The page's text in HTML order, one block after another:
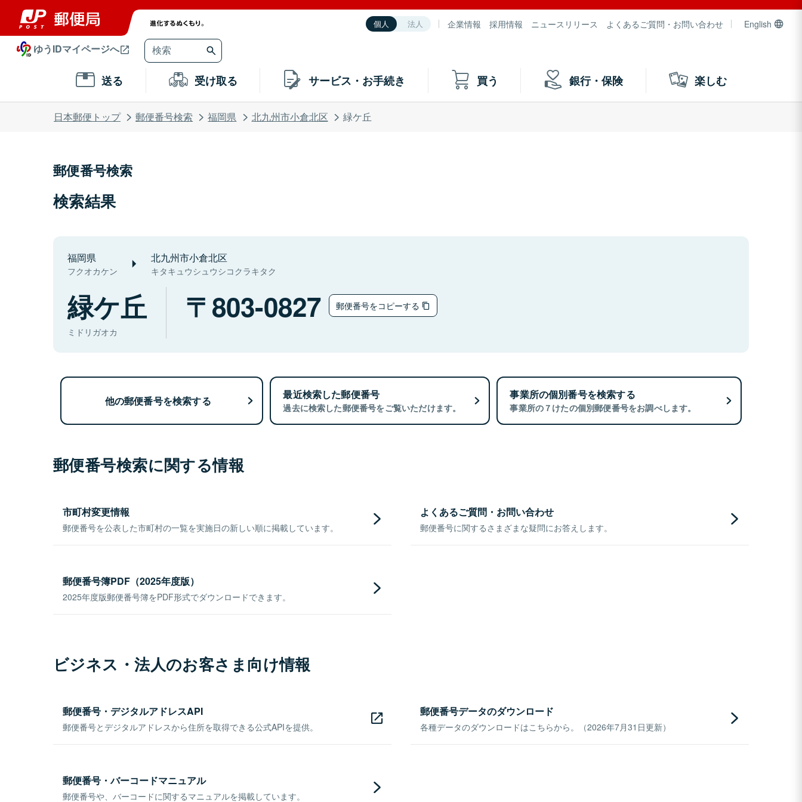
個人 法人 企業情報 採用情報 ニュースリリース よくあるご質問・お問い合わせ English
ゆうIDマイページへ
送る 受け取る サービス・お手続き 買う 銀行・保険 楽しむ
日本郵便トップ 郵便番号検索 福岡県 北九州市小倉北区 緑ケ丘
郵便番号検索
検索結果
福岡県
フクオカケン
北九州市小倉北区
キタキュウシュウシコクラキタク
緑ケ丘
ミドリガオカ
803-0827 郵便番号をコピーする
他の郵便番号を検索する 最近検索した郵便番号
過去に検索した郵便番号をご覧いただけます。
事業所の個別番号を検索する
事業所の７けたの個別郵便番号をお調べします。
郵便番号検索に関する情報
市町村変更情報
郵便番号を公表した市町村の一覧を実施日の新しい順に掲載しています。
よくあるご質問・お問い合わせ
郵便番号に関するさまざまな疑問にお答えします。
郵便番号簿PDF（2025年度版）
2025年度版郵便番号簿をPDF形式でダウンロードできます。
ビジネス・法人のお客さま向け情報
郵便番号・デジタルアドレスAPI
郵便番号とデジタルアドレスから住所を取得できる公式APIを提供。
郵便番号データのダウンロード
各種データのダウンロードはこちらから。（2026年7月31日更新）
郵便番号・バーコードマニュアル
郵便番号や、バーコードに関するマニュアルを掲載しています。